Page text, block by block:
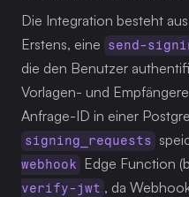
Die Integration besteht
Erstens, eine send-
die den Benutzer
Vorlagen- und
signing_requests
webhook Edge Function
verify-jwt , da